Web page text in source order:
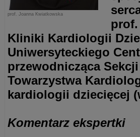
prof. Joanna Kwiatkowska
Kliniki Kardiologii
Uniwersyteckiego
przewodnicząca
Towarzystwa
kardiologii dziecięcej
Komentarz ekspertki